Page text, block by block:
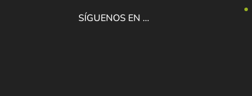
SÍGUENOS EN …